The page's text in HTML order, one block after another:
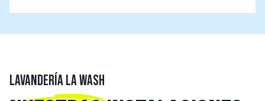
LAVANDERÍA LA WASH